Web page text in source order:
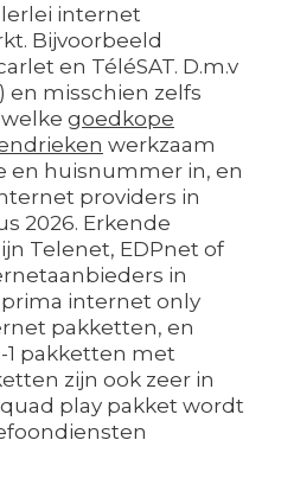
internet
Bijvoorbeeld
en TéléSAT. D.m.v
en misschien zelfs
goedkope
werkzaam
en huisnummer in, en
providers in
2026. Erkende
Telenet, EDPnet of
in
internet only
pakketten, en
1 pakketten met
zijn ook zeer in
play pakket wordt